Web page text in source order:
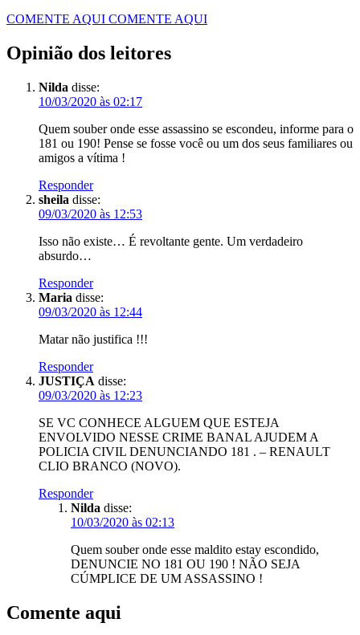
COMENTE AQUI COMENTE AQUI
Opinião dos leitores
Nilda disse:
10/03/2020 às 02:17
Quem souber onde esse assassino se escondeu, informe para o
181 ou 190! Pense se fosse você ou um dos seus familiares ou
amigos a vítima !
Responder
sheila disse:
09/03/2020 às 12:53
Isso não existe… É revoltante gente. Um verdadeiro
absurdo…
Responder
Maria disse:
09/03/2020 às 12:44
Matar não justifica !!!
Responder
JUSTIÇA disse:
09/03/2020 às 12:23
SE VC CONHECE ALGUEM QUE ESTEJA
ENVOLVIDO NESSE CRIME BANAL AJUDEM A
POLICIA CIVIL DENUNCIANDO 181 . – RENAULT
CLIO BRANCO (NOVO).
Responder
Nilda disse:
10/03/2020 às 02:13
Quem souber onde esse maldito estay escondido,
DENUNCIE NO 181 OU 190 ! NÃO SEJA
CÚMPLICE DE UM ASSASSINO !
Comente aqui